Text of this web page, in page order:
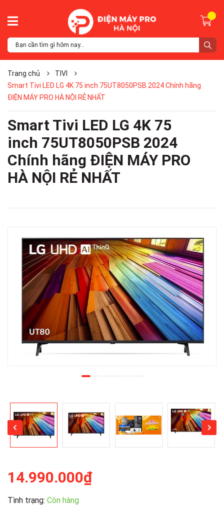
Trang chủ
TIVI
Smart Tivi LED LG 4K 75 inch 75UT8050PSB 2024 Chính hãng
ĐIỆN MÁY PRO HÀ NỘI RẺ NHẤT
Smart Tivi LED LG 4K 75
inch 75UT8050PSB 2024
Chính hãng ĐIỆN MÁY PRO
HÀ NỘI RẺ NHẤT
14.990.000₫
Tình trạng: Còn hàng